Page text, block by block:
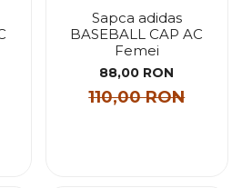
Sapca adidas
BASEBALL CAP AC
Femei
88,00 RON
110,00 RON